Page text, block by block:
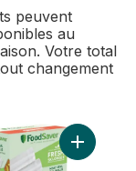
peuvent
au
Votre total
changement
sous vide
Ajouter